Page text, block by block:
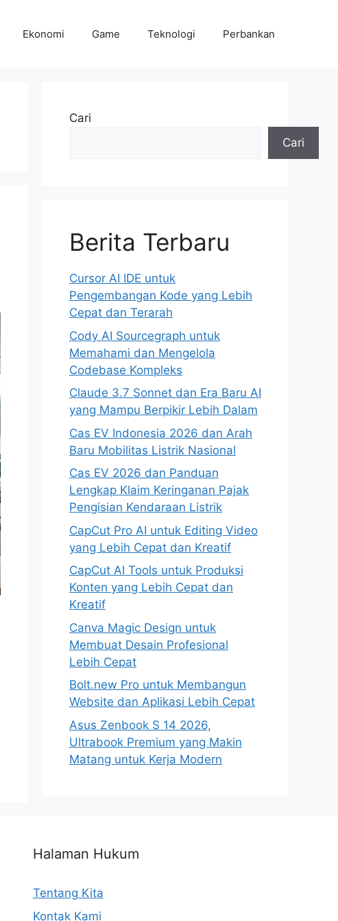
Ekonomi Game Teknologi Perbankan
Cari
Cari
Berita Terbaru
Cursor AI IDE untuk
Pengembangan Kode yang Lebih
Cepat dan Terarah
Cody AI Sourcegraph untuk
Memahami dan Mengelola
Codebase Kompleks
Claude 3.7 Sonnet dan Era Baru AI
yang Mampu Berpikir Lebih Dalam
Cas EV Indonesia 2026 dan Arah
Baru Mobilitas Listrik Nasional
Cas EV 2026 dan Panduan
Lengkap Klaim Keringanan Pajak
Pengisian Kendaraan Listrik
CapCut Pro AI untuk Editing Video
yang Lebih Cepat dan Kreatif
CapCut AI Tools untuk Produksi
Konten yang Lebih Cepat dan
Kreatif
Canva Magic Design untuk
Membuat Desain Profesional
Lebih Cepat
Bolt.new Pro untuk Membangun
Website dan Aplikasi Lebih Cepat
Asus Zenbook S 14 2026,
Ultrabook Premium yang Makin
Matang untuk Kerja Modern
Halaman Hukum
Tentang Kita
Kontak Kami